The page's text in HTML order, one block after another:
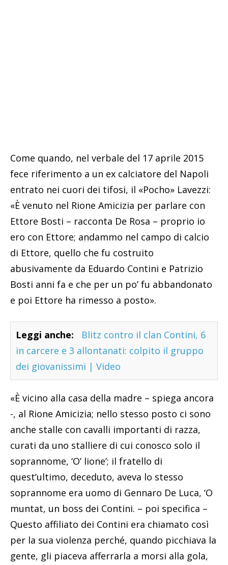
Come quando, nel verbale del 17 aprile 2015
fece riferimento a un ex calciatore del Napoli
entrato nei cuori dei tifosi, il «Pocho» Lavezzi:
«È venuto nel Rione Amicizia per parlare con
Ettore Bosti – racconta De Rosa – proprio io
ero con Ettore; andammo nel campo di calcio
di Ettore, quello che fu costruito
abusivamente da Eduardo Contini e Patrizio
Bosti anni fa e che per un po’ fu abbandonato
e poi Ettore ha rimesso a posto».
Leggi anche:
Blitz contro il clan Contini, 6
in carcere e 3 allontanati: colpito il gruppo
dei giovanissimi | Video
«È vicino alla casa della madre – spiega ancora
-, al Rione Amicizia; nello stesso posto ci sono
anche stalle con cavalli importanti di razza,
curati da uno stalliere di cui conosco solo il
soprannome, ‘O’ lione’; il fratello di
quest’ultimo, deceduto, aveva lo stesso
soprannome era uomo di Gennaro De Luca, ‘O
muntat, un boss dei Contini. – poi specifica –
Questo affiliato dei Contini era chiamato così
per la sua violenza perché, quando picchiava la
gente, gli piaceva afferrarla a morsi alla gola,